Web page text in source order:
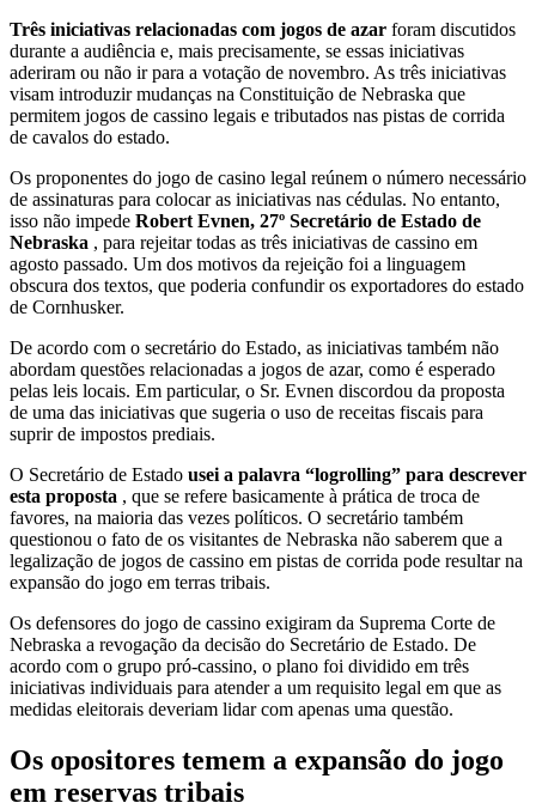
Três iniciativas relacionadas com jogos de azar foram discutidos
durante a audiência e, mais precisamente, se essas iniciativas
aderiram ou não ir para a votação de novembro. As três iniciativas
visam introduzir mudanças na Constituição de Nebraska que
permitem jogos de cassino legais e tributados nas pistas de corrida
de cavalos do estado.
Os proponentes do jogo de casino legal reúnem o número necessário
de assinaturas para colocar as iniciativas nas cédulas. No entanto,
isso não impede Robert Evnen, 27º Secretário de Estado de
Nebraska , para rejeitar todas as três iniciativas de cassino em
agosto passado. Um dos motivos da rejeição foi a linguagem
obscura dos textos, que poderia confundir os exportadores do estado
de Cornhusker.
De acordo com o secretário do Estado, as iniciativas também não
abordam questões relacionadas a jogos de azar, como é esperado
pelas leis locais. Em particular, o Sr. Evnen discordou da proposta
de uma das iniciativas que sugeria o uso de receitas fiscais para
suprir de impostos prediais.
O Secretário de Estado usei a palavra “logrolling” para descrever
esta proposta , que se refere basicamente à prática de troca de
favores, na maioria das vezes políticos. O secretário também
questionou o fato de os visitantes de Nebraska não saberem que a
legalização de jogos de cassino em pistas de corrida pode resultar na
expansão do jogo em terras tribais.
Os defensores do jogo de cassino exigiram da Suprema Corte de
Nebraska a revogação da decisão do Secretário de Estado. De
acordo com o grupo pró-cassino, o plano foi dividido em três
iniciativas individuais para atender a um requisito legal em que as
medidas eleitorais deveriam lidar com apenas uma questão.
Os opositores temem a expansão do jogo
em reservas tribais